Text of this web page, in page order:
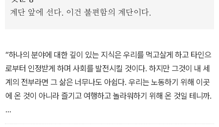
문득 놀라운 곳에 당도해 있을 것이다.
계단 앞에 선다. 이건 불편함의 계단이다.
“하나의 분야에 대한 깊이 있는 지식은 우리를 먹고살게 하고 타인으
로부터 인정받게 하며 사회를 발전시킬 것이다. 하지만 그것이 내 세
계의 전부라면 그 삶은 너무나도 아쉽다. 우리는 노동하기 위해 이곳
에 온 것이 아니라 즐기고 여행하고 놀라워하기 위해 온 것일 테니까.
인생이라는 제한된 시간 속에서 세계의 다양한 영역을 모험하는 가장